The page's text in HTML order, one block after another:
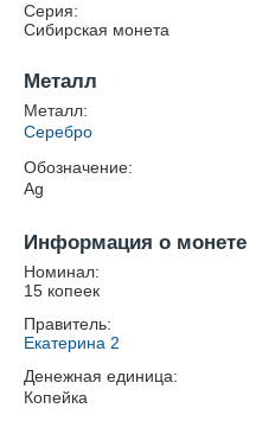
Серия:
Сибирская монета
Металл
Металл:
Серебро
Обозначение:
Ag
Информация о монете
Номинал:
15 копеек
Правитель:
Екатерина 2
Денежная единица:
Копейка